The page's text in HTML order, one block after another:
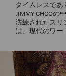
タイムレスで
JIMMY CHOO
洗練されたスリ
は、現代のワー